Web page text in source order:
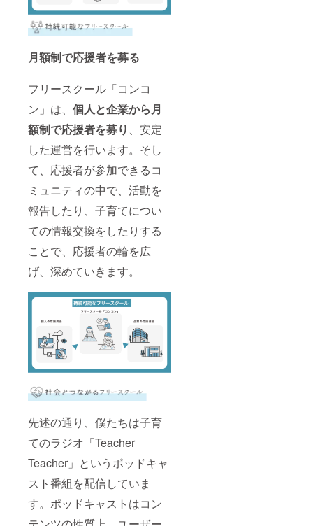
月額制で応援者を募る
フリースクール「コンコ
ン」は、 個人と企業から月
額制で応援者を募り
、安定
した運営を行います。そし
て、応援者が参加できるコ
ミュニティの中で、活動を
報告したり、子育てについ
ての情報交換をしたりする
ことで、応援者の輪を広
げ、深めていきます。
先述の通り、僕たちは子育
てのラジオ「Teacher
Teacher」というポッドキャ
スト番組を配信していま
す。ポッドキャストはコン